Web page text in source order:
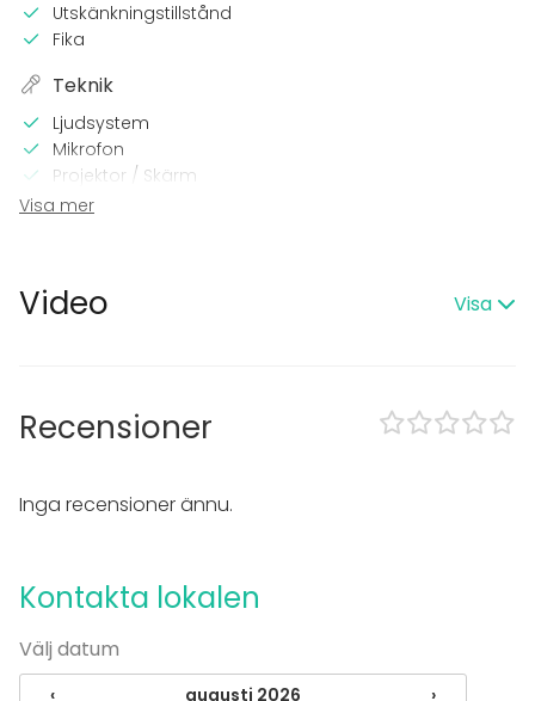
Utskänkningstillstånd
Fika
Teknik
Ljudsystem
Mikrofon
Projektor / Skärm
Wi-Fi
Professionell ljusteknik
Exklusiv tillgång
Tillgänglighetsanpassad
Utrustning
Whiteboard / Blädderblock
Evenemang
Visa mer
Video Visa
Recensioner
Inga recensioner ännu.
Kontakta lokalen
Välj datum
‹ augusti 2026 ›